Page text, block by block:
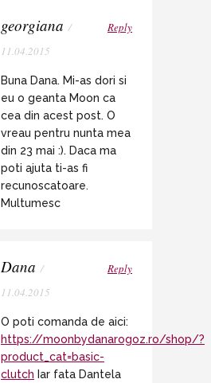
georgiana /
11.04.2015
Reply
Buna Dana. Mi-as dori si
eu o geanta Moon ca
cea din acest post. O
vreau pentru nunta mea
din 23 mai :). Daca ma
poti ajuta ti-as fi
recunoscatoare.
Multumesc
Dana /
11.04.2015
Reply
O poti comanda de aici:
https://moonbydanarogoz.ro/shop/?
product_cat=basic-
clutch Iar fata Dantela